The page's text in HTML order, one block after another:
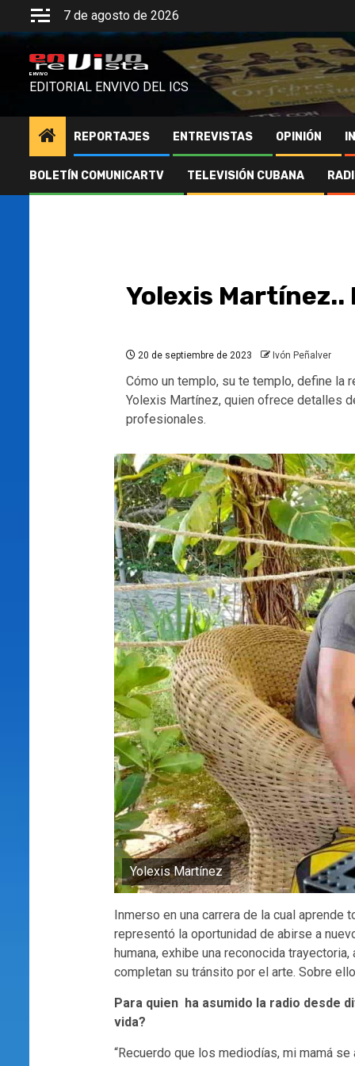
7 de agosto de 2026
ENVIVO
EDITORIAL ENVIVO DEL ICS
REPORTAJES ENTREVISTAS OPINIÓN
BOLETÍN COMUNICARTV TELEVISIÓN CUBANA
Yolexis Martínez..
20 de septiembre de 2023 Ivón Peñalver
Cómo un templo, su te templo, define la
Yolexis Martínez, quien ofrece detalles
profesionales.
Yolexis Martínez
Inmerso en una carrera de la cual
representó la oportunidad de abirse a
humana, exhibe una reconocida
completan su tránsito por el arte. Sobre
Para quien ha asumido la radio desde
vida?
“Recuerdo que los mediodías, mi mamá